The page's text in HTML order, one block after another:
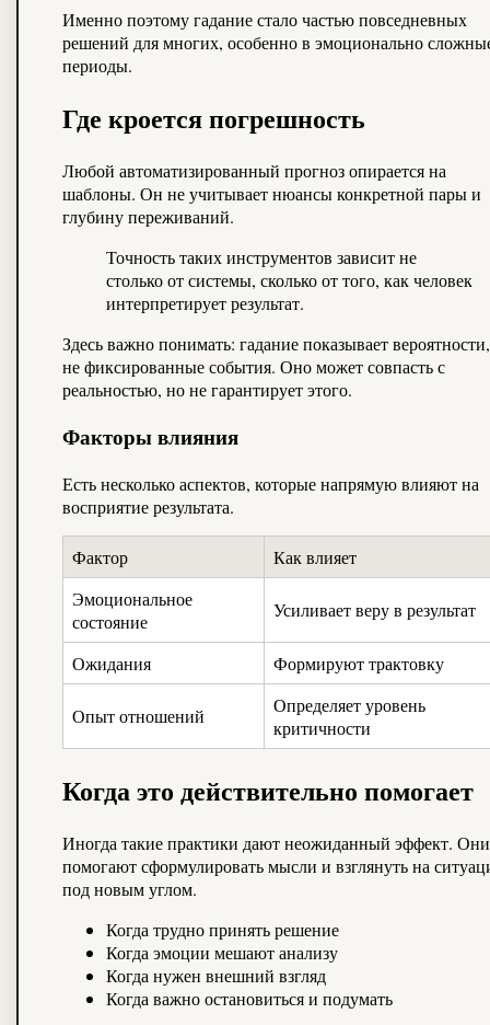
Именно поэтому гадание стало частью повседневных
решений для многих, особенно в эмоционально
периоды.
Где кроется погрешность
Любой автоматизированный прогноз опирается на
шаблоны. Он не учитывает нюансы конкретной пары и
глубину переживаний.
Точность таких инструментов зависит не
столько от системы, сколько от того, как человек
интерпретирует результат.
Здесь важно понимать: гадание показывает
не фиксированные события. Оно может совпасть с
реальностью, но не гарантирует этого.
Факторы влияния
Есть несколько аспектов, которые напрямую влияют на
восприятие результата.
Фактор
Как влияет
Эмоциональное
состояние
Усиливает веру в результат
Ожидания Формируют трактовку
Опыт отношений
Определяет уровень
критичности
Когда это действительно помогает
Иногда такие практики дают неожиданный эффект. Они
помогают сформулировать мысли и взглянуть на
под новым углом.
Когда трудно принять решение
Когда эмоции мешают анализу
Когда нужен внешний взгляд
Когда важно остановиться и подумать